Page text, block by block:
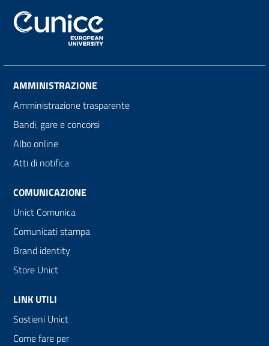
AMMINISTRAZIONE
Amministrazione trasparente
Bandi, gare e concorsi
Albo online
Atti di notifica
COMUNICAZIONE
Unict Comunica
Comunicati stampa
Brand identity
Store Unict
LINK UTILI
Sostieni Unict
Come fare per